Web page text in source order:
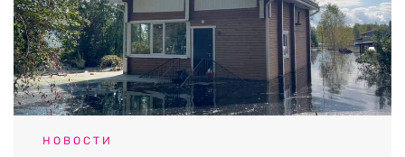
НОВОСТИ